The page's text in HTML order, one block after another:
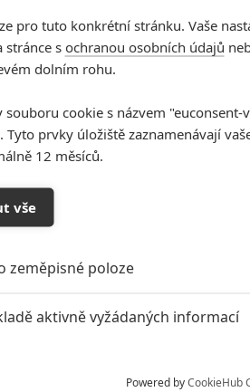
filmů, dnes král céčkových
bizarní policejní reality
velvyslanec Ruska.
na Oscary 2012
15:01
ceny Akademie?
pro tuto konkrétní stránku. Vaše
stránce s ochranou osobních údajů
dolním rohu.
cookie s názvem "euconsent-
prvky úložiště zaznamenávají
12 měsíců.
vše
zeměpisné poloze
aktivně vyžádaných informací
v zařízení
Powered byCookieHub